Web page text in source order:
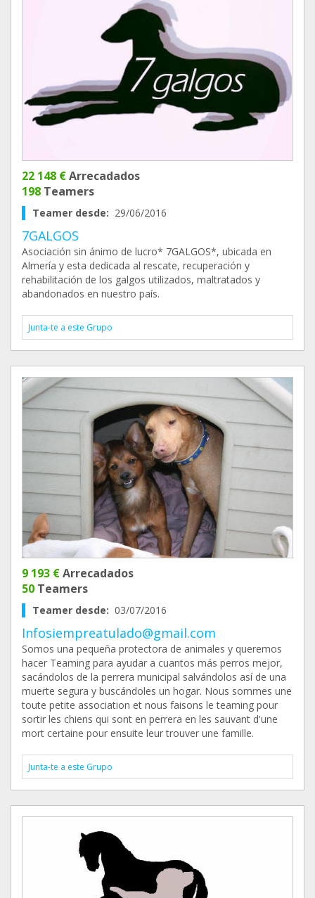
22 148 €Arrecadados
198 Teamers
Teamer desde: 29/06/2016
7GALGOS
Asociación sin ánimo de lucro* 7GALGOS*, ubicada en
Almería y esta dedicada al rescate, recuperación y
rehabilitación de los galgos utilizados, maltratados y
abandonados en nuestro país.
Junta-te a este Grupo
9 193 €Arrecadados
50 Teamers
Teamer desde: 03/07/2016
Infosiempreatulado@gmail.com
Somos una pequeña protectora de animales y queremos
hacer Teaming para ayudar a cuantos más perros mejor,
sacándolos de la perrera municipal salvándolos así de una
muerte segura y buscándoles un hogar. Nous sommes une
toute petite association et nous faisons le teaming pour
sortir les chiens qui sont en perrera en les sauvant d'une
mort certaine pour ensuite leur trouver une famille.
Junta-te a este Grupo